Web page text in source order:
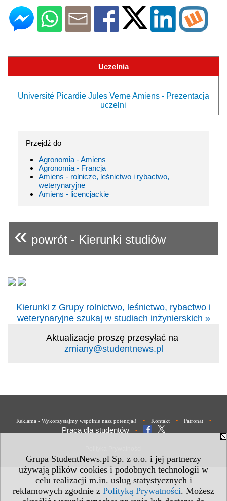
Grupa StudentNews.pl Sp. z o.o. i jej partnerzy
używają plików cookies i podobnych technologii w
celu realizacji m.in. usług statystycznych i
reklamowych zgodnie z Polityką Prywatności. Możesz
Uczelnia
Université Picardie Jules Verne Amiens - Prezentacja
uczelni
Przejdź do
Agronomia - Amiens
Agronomia - Francja
Amiens - rolnicze, leśnictwo i rybactwo,
weterynaryjne
Amiens - licencjackie
« powrót - Kierunki studiów
Kierunki z Grupy rolnictwo, leśnictwo, rybactwo i
weterynaryjne szukaj w studiach inżynierskich »
Aktualizacje proszę przesyłać na
zmiany@studentnews.pl
Reklama - Wykorzystajmy wspólnie nasz potencjał! • Kontakt • Patronat •
Praca dla studentów •